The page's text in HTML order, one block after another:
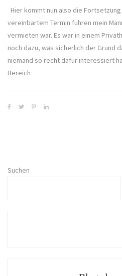
Hier kommt nun also die
vereinbartem Termin fuhren mein
vermieten war. Es war in einem
noch dazu, was sicherlich der Grund
niemand so recht dafür interessiert
Bereich
Suchen